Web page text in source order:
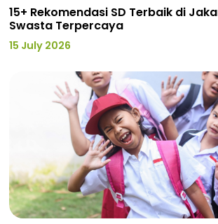
15+ Rekomendasi SD Terbaik di
Swasta Terpercaya
15 July 2026